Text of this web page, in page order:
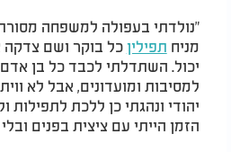
"נולדתי בעפולה למשפחה
מניח תפיליןכל בוקר ושם צדקה
יכול. השתדלתי לכבד כל בן
למסיבות ומועדונים, אבל לא
יהודי ונהגתי כן ללכת לתפילות
הזמן הייתי עם ציצית בפנים